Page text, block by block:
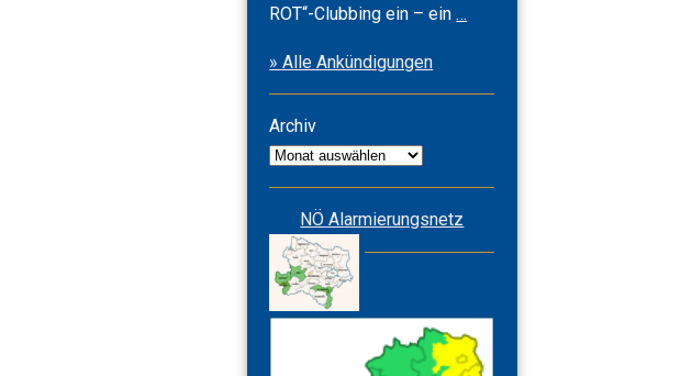
ROT“-Clubbing ein – ein…
Alarmstufe
» Alle Ankündigungen
Archiv
Archiv
NÖ Alarmierungsnetz